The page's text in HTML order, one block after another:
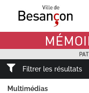
Mémoire Vive patrimoine
Filtrer les résultats
Multimédias